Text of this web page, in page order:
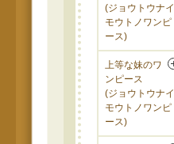
(ジョウトウナイ
モウトノワンピ
ース)
上等な妹のワ
ンピース
(ジョウトウナイ
モウトノワンピ
ース)